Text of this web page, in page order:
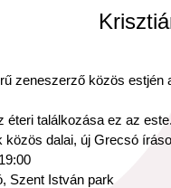
zeneszerző közös estjén
éteri találkozása ez az este.
dalai, új Grecsó
Szent István park